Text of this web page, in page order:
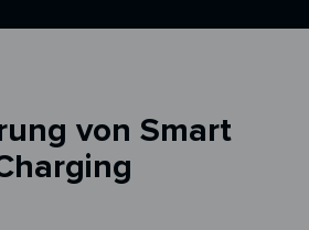
von Smart